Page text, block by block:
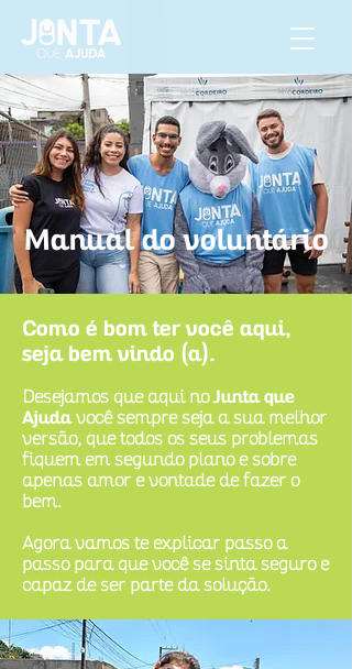
Manual do voluntário
Como é bom ter você aqui,
seja bem vindo (a).
Desejamos que aqui no Junta que
Ajudavocê sempre seja a sua melhor
versão, que todos os seus problemas
fiquem em segundo plano e sobre
apenas amor e vontade de fazer o
bem.
Agora vamos te explicar passo a
passo para que você se sinta seguro e
capaz de ser parte da solução.